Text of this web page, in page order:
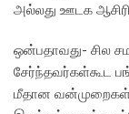
அல்லது ஊடக
ஒன்பதாவது- சில
சேர்ந்தவர்கள்கூட
மீதான வன்முறைகள்